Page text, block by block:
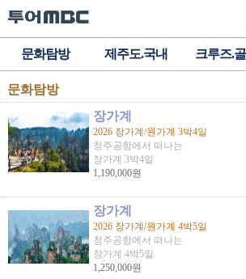
문화탐방 제주도.국내 크루즈.
문화탐방
장가계
2026 장가계/원가계 3박4일
청주공항에서 떠나는
장가계 3박4일
1,190,000원
장가계
2026 장가계/원가계 4박5일
청주공항에서 떠나는
장가계 4박5일
1,250,000원